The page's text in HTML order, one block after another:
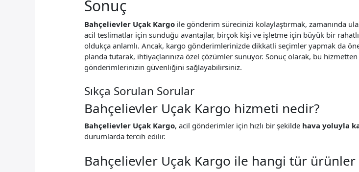
Sonuç
Bahçelievler Uçak Kargo ile gönderim sürecinizi kolaylaştırmak, zamanında
acil teslimatlar için sunduğu avantajlar, birçok kişi ve işletme için büyük bir
oldukça anlamlı. Ancak, kargo gönderimlerinizde dikkatli seçimler yapmak da
planda tutarak, ihtiyaçlarınıza özel çözümler sunuyor. Sonuç olarak, bu
gönderimlerinizin güvenliğini sağlayabilirsiniz.
Sıkça Sorulan Sorular
Bahçelievler Uçak Kargo hizmeti nedir?
Bahçelievler Uçak Kargo, acil gönderimler için hızlı bir şekilde hava yoluyla
durumlarda tercih edilir.
Bahçelievler Uçak Kargo ile hangi tür